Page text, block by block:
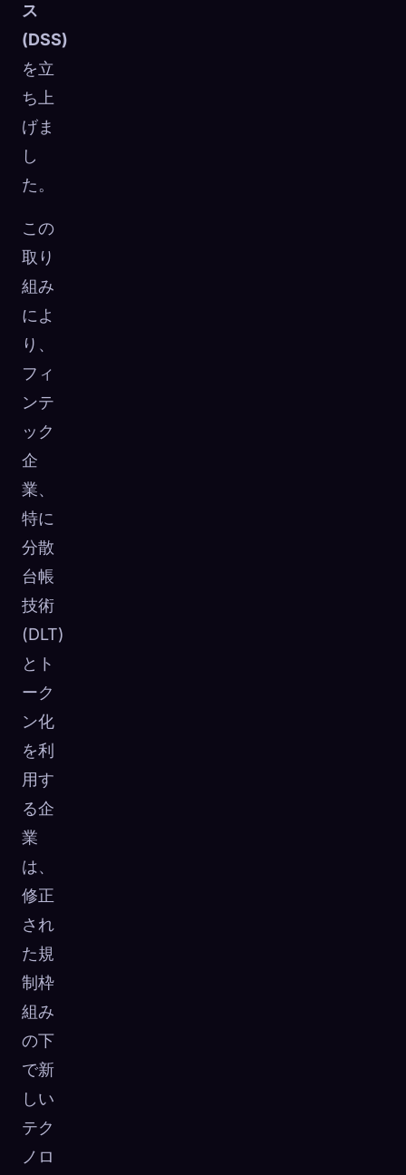
ス
(DSS)
を立
ち上
げま
し
た。
この
取り
組み
によ
り、
フィ
ンテ
ック
企
業、
特に
分散
台帳
技術
(DLT)
とト
ーク
ン化
を利
用す
る企
業
は、
修正
され
た規
制枠
組み
の下
で新
しい
テク
ノロ